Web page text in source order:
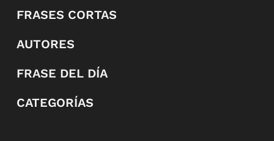
FRASES CORTAS
AUTORES
FRASE DEL DÍA
CATEGORÍAS